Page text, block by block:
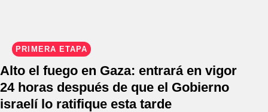
PRIMERA ETAPA
Alto el fuego en Gaza: entrará en vigor
24 horas después de que el Gobierno
israelí lo ratifique esta tarde